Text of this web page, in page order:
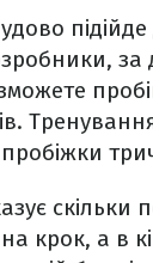
за
скільки
крок, а в